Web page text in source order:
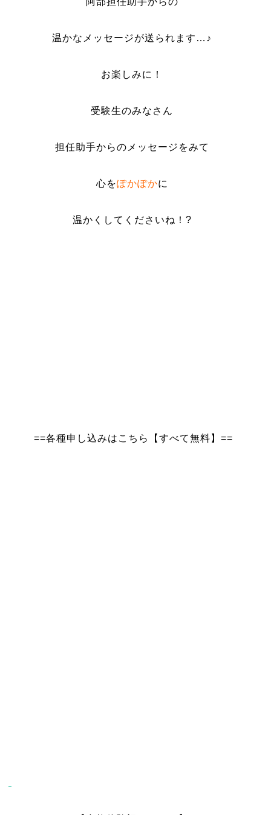
温かなメッセージが送られます…♪
お楽しみに！
受験生のみなさん
担任助手からのメッセージをみて
心をぽかぽかに
温かくしてくださいね！?
==各種申し込みはこちら【すべて無料】==